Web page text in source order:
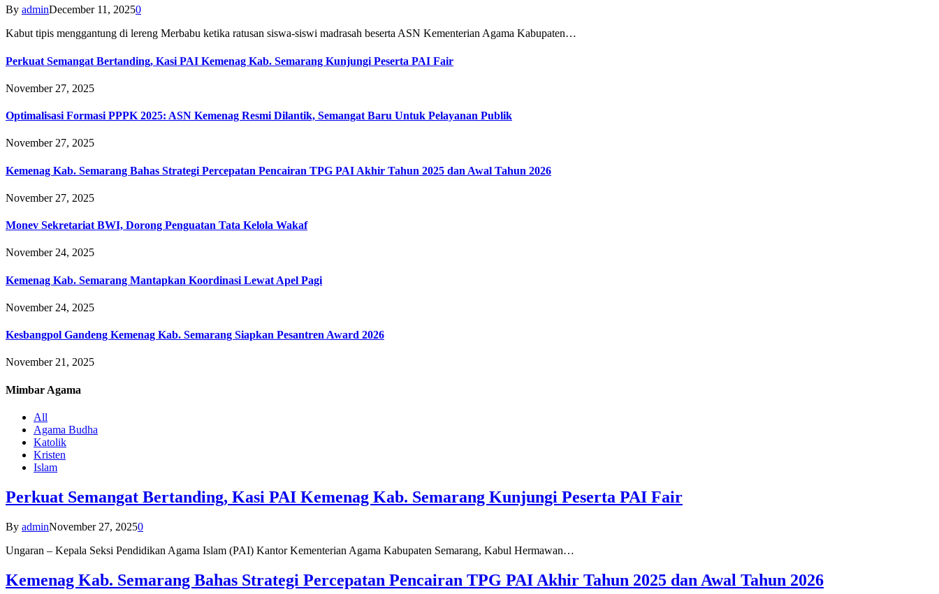
By adminDecember 11, 20250
Kabut tipis menggantung di lereng Merbabu ketika ratusan siswa-siswi madrasah beserta ASN Kementerian Agama Kabupaten…
Perkuat Semangat Bertanding, Kasi PAI Kemenag Kab. Semarang Kunjungi Peserta PAI Fair
November 27, 2025
Optimalisasi Formasi PPPK 2025: ASN Kemenag Resmi Dilantik, Semangat Baru Untuk Pelayanan Publik
November 27, 2025
Kemenag Kab. Semarang Bahas Strategi Percepatan Pencairan TPG PAI Akhir Tahun 2025 dan Awal Tahun 2026
November 27, 2025
Monev Sekretariat BWI, Dorong Penguatan Tata Kelola Wakaf
November 24, 2025
Kemenag Kab. Semarang Mantapkan Koordinasi Lewat Apel Pagi
November 24, 2025
Kesbangpol Gandeng Kemenag Kab. Semarang Siapkan Pesantren Award 2026
November 21, 2025
Mimbar Agama
All
Agama Budha
Katolik
Kristen
Islam
Perkuat Semangat Bertanding, Kasi PAI Kemenag Kab. Semarang Kunjungi Peserta PAI Fair
By adminNovember 27, 20250
Ungaran – Kepala Seksi Pendidikan Agama Islam (PAI) Kantor Kementerian Agama Kabupaten Semarang, Kabul Hermawan…
Kemenag Kab. Semarang Bahas Strategi Percepatan Pencairan TPG PAI Akhir Tahun 2025 dan Awal Tahun 2026